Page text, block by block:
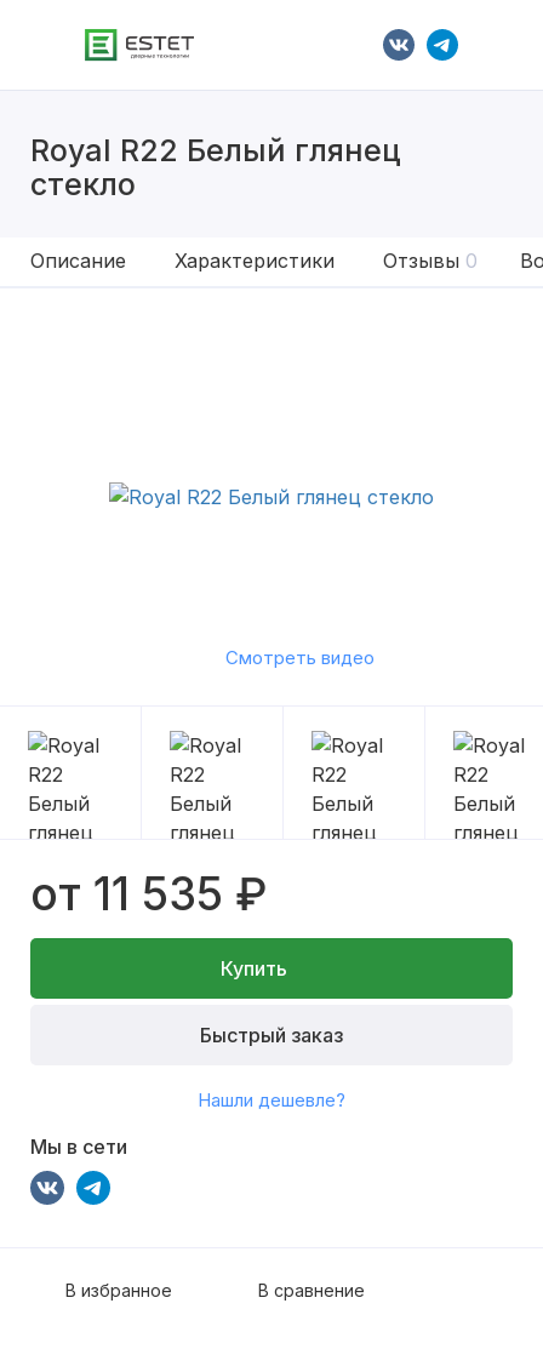
Royal R22 Белый глянец
стекло
Описание Характеристики Отзывы 0
Смотреть видео
от 11 535 ₽
Купить
Быстрый заказ
Нашли дешевле?
Мы в сети
В избранное В сравнение